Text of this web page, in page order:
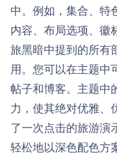
中。例如，集合、特
内容、布局选项、徽
旅黑暗中提到的所有
用。您可以在主题中
帖子和博客。主题中
力，使其绝对优雅
了一次点击的旅游演
轻松地以深色配色方